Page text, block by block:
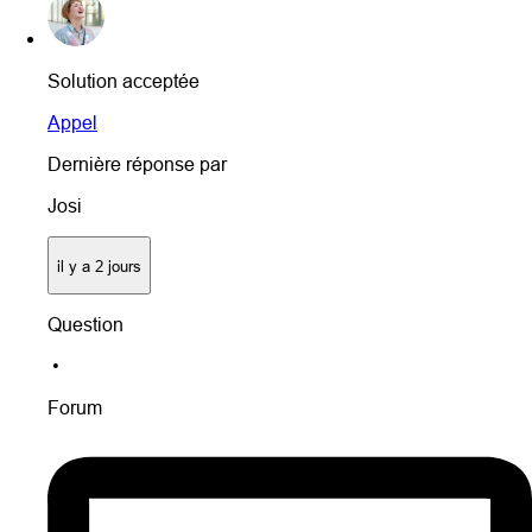
Solution acceptée
Appel
Dernière réponse par
Josi
il y a 2 jours
Question
•
Forum